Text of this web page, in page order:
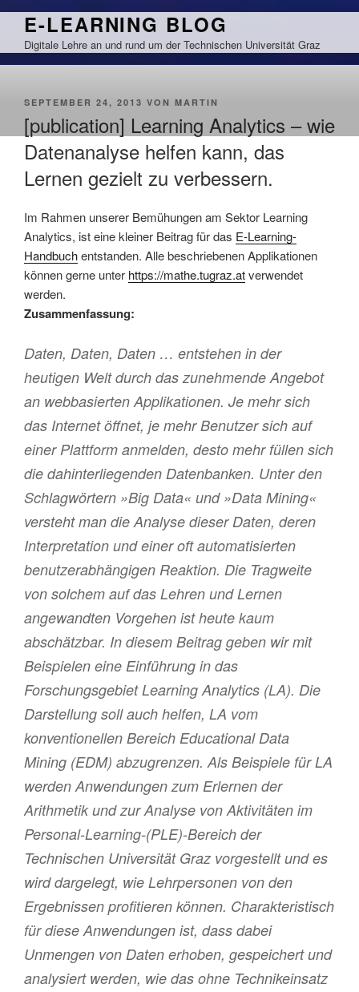
Zum
springen
E-LEARNING BLOG
Digitale Lehre an und rund um der Technischen Universität Graz
VERÖFFENTLICHT
SEPTEMBER 24, 2013 VON MARTIN
[publication] Learning Analytics – wie
Datenanalyse helfen kann, das
Lernen gezielt zu verbessern.
Im Rahmen unserer Bemühungen am Sektor Learning
Analytics, ist eine kleiner Beitrag für das E-Learning-
Handbuchentstanden. Alle beschriebenen Applikationen
können gerne unter https://mathe.tugraz.atverwendet
werden.
Zusammenfassung:
Daten, Daten, Daten … entstehen in der
heutigen Welt durch das zunehmende Angebot
an webbasierten Applikationen. Je mehr sich
das Internet öffnet, je mehr Benutzer sich auf
einer Plattform anmelden, desto mehr füllen sich
die dahinterliegenden Datenbanken. Unter den
Schlagwörtern »Big Data« und »Data Mining«
versteht man die Analyse dieser Daten, deren
Interpretation und einer oft automatisierten
benutzerabhängigen Reaktion. Die Tragweite
von solchem auf das Lehren und Lernen
angewandten Vorgehen ist heute kaum
abschätzbar. In diesem Beitrag geben wir mit
Beispielen eine Einführung in das
Forschungsgebiet Learning Analytics (LA). Die
Darstellung soll auch helfen, LA vom
konventionellen Bereich Educational Data
Mining (EDM) abzugrenzen. Als Beispiele für LA
werden Anwendungen zum Erlernen der
Arithmetik und zur Analyse von Aktivitäten im
Personal-Learning-(PLE)-Bereich der
Technischen Universität Graz vorgestellt und es
wird dargelegt, wie Lehrpersonen von den
Ergebnissen profitieren können. Charakteristisch
für diese Anwendungen ist, dass dabei
Unmengen von Daten erhoben, gespeichert und
analysiert werden, wie das ohne Technikeinsatz